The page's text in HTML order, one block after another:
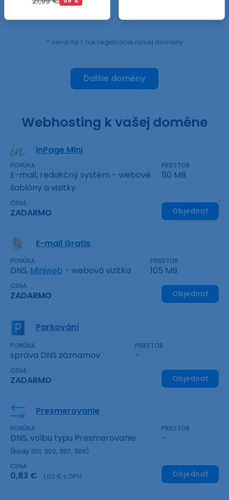
* cena na 1. rok registrácie novej domény
Ďalšie domény
Webhosting k vašej doméne
inPage Mini
PONÚKA
E-mail, redakčný systém - webové
šablóny a vizitky
PRIESTOR
110 MB
CENA
ZADARMO Objednať
E-mail Gratis
PONÚKA
DNS, Miniweb - webová vizitka
PRIESTOR
105 MB
CENA
ZADARMO Objednať
Parkování
PONÚKA
správa DNS záznamov
PRIESTOR
-
CENA
ZADARMO Objednať
Presmerovanie
PONÚKA
DNS, volbu typu Presmerovanie
(kódy 301, 302, 307, 308)
PRIESTOR
-
CENA
0,83 € 1,02 € s DPH Objednať